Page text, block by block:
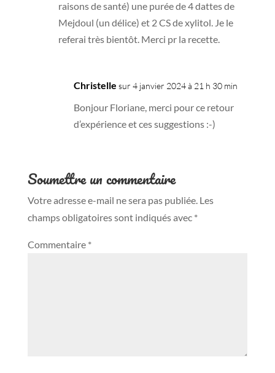
raisons de santé) une purée de 4 dattes de
Mejdoul (un délice) et 2 CS de xylitol. Je le
referai très bientôt. Merci pr la recette.
Christelle sur 4 janvier 2024 à 21 h 30 min
Bonjour Floriane, merci pour ce retour
d’expérience et ces suggestions :-)
Soumettre un commentaire
Votre adresse e-mail ne sera pas publiée. Les
champs obligatoires sont indiqués avec *
Commentaire *